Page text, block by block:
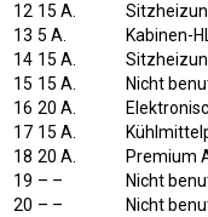
12 15 A.
13 5 A.
Kabinen-
14 15 A.
15 15 A.
Nicht
16 20 A.
17 15 A.
18 20 A.
Premium
19 – –
Nicht
20 – –
Nicht